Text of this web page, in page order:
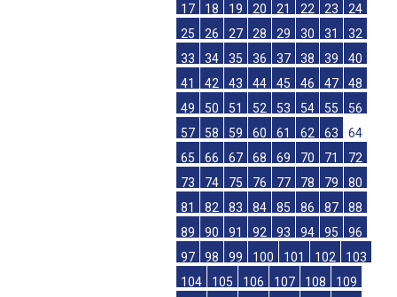
17
18 19 20 21 22 23
24
25
26 27 28 29 30 31
32
33
34 35 36 37 38 39
40
41
42 43 44 45 46 47
48
49
50 51 52 53 54 55
56
57
58 59 60 61 62 63
64
65
66 67 68 69 70 71
72
73
74 75 76 77 78 79
80
81
82 83 84 85 86 87
88
89
90 91 92 93 94 95
96
97
98 99 100 101 102
103
104
105 106 107 108
109